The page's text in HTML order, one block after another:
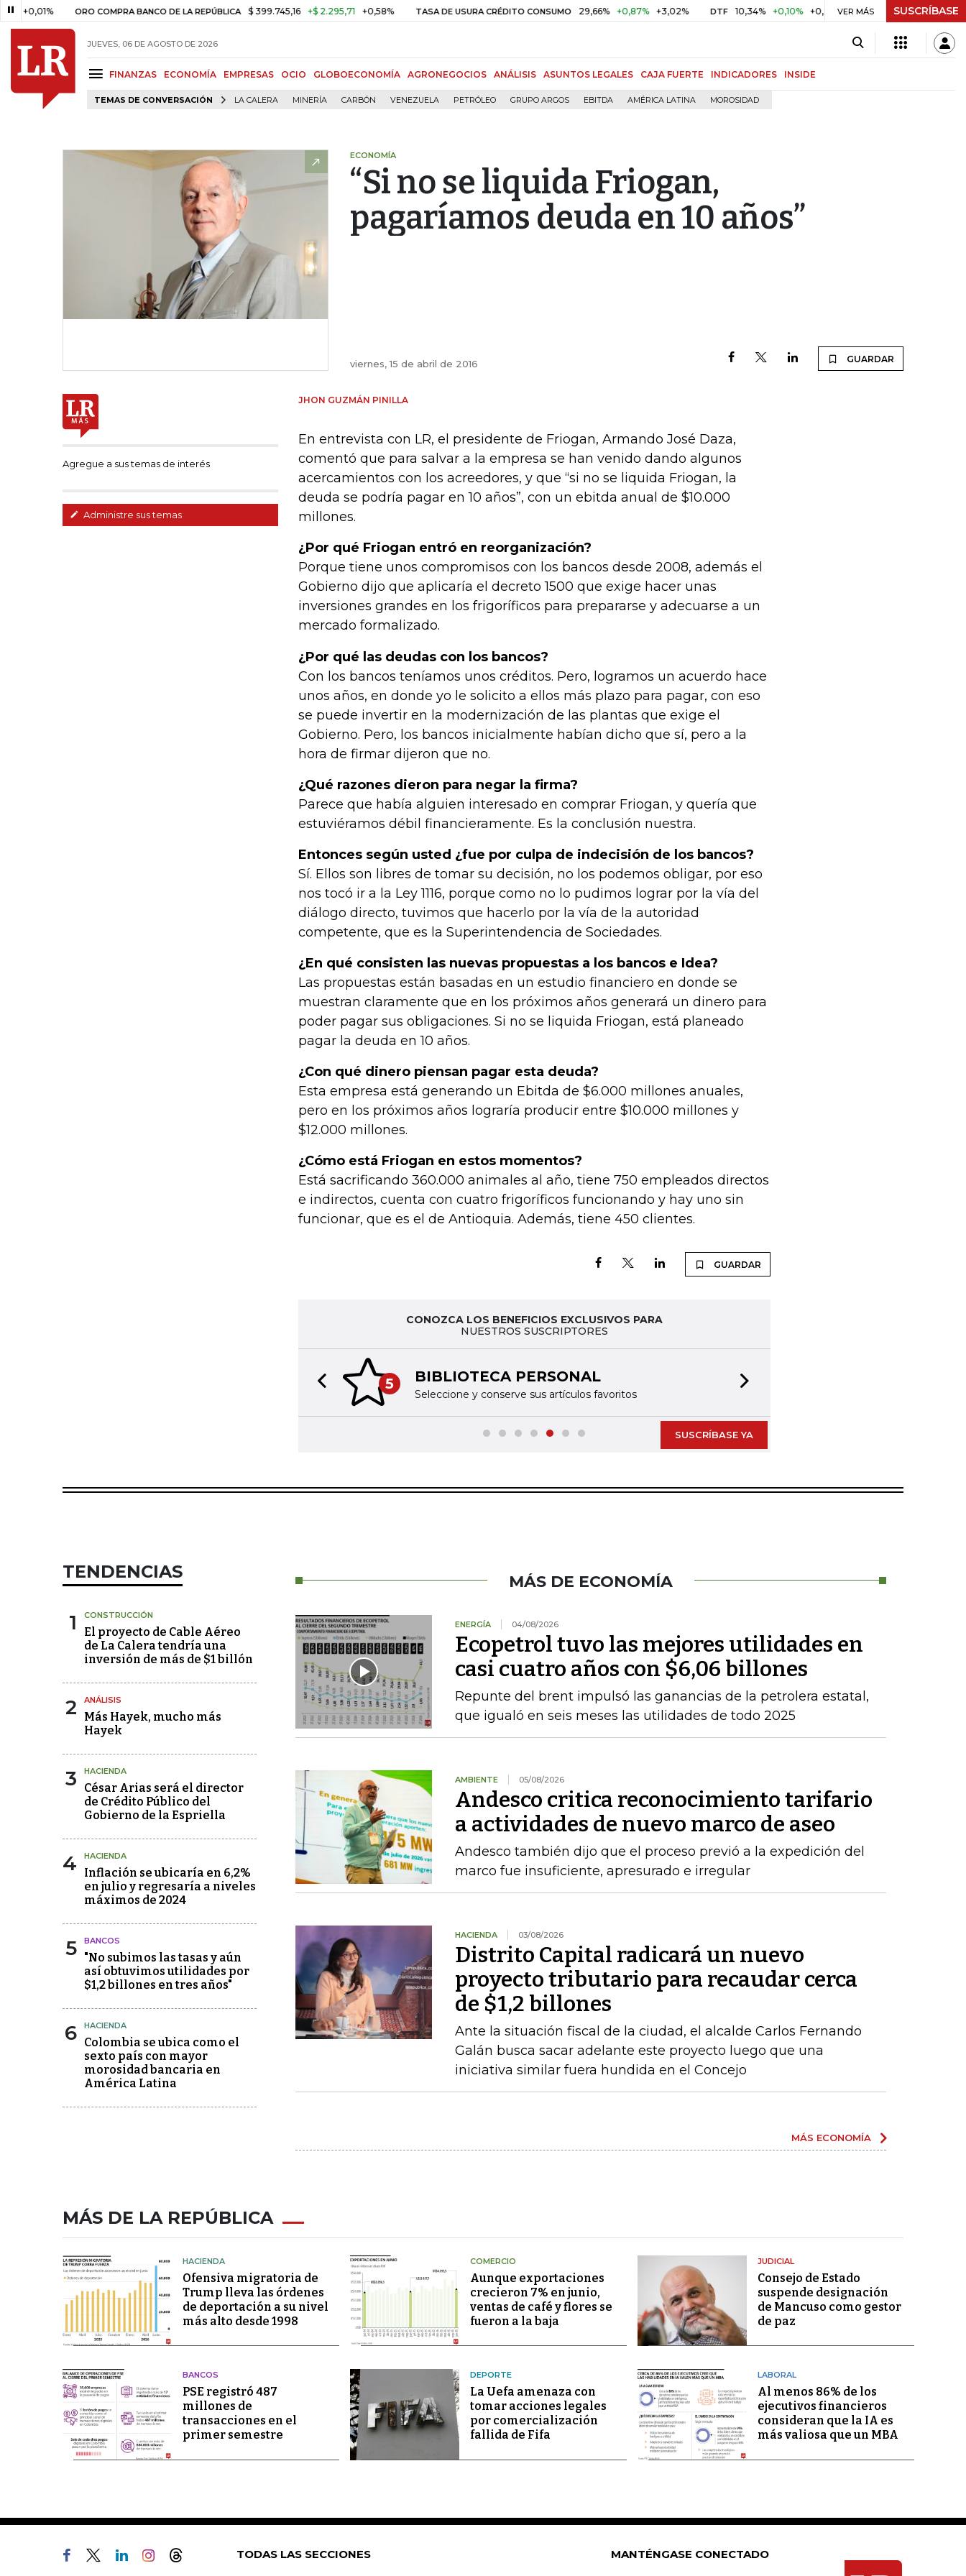
ORO COMPRA BANCO DE LA REPÚBLICA $ 399.745,16 +$ 2.295,71 +0,58% TASA DE USURA CRÉDITO CONSUMO 29,66% +0,87% +3,02% DTF 10,34% +0,10% +0,98% UVR $ 416,86 +$ 0,05 +0,01%
VER MÁS SUSCRÍBASE
JUEVES, 06 DE AGOSTO DE 2026
FINANZAS ECONOMÍA EMPRESAS OCIO GLOBOECONOMÍA AGRONEGOCIOS ANÁLISIS ASUNTOS LEGALES CAJA FUERTE INDICADORES INSIDE
TEMAS DE CONVERSACIÓN LA CALERA MINERÍA CARBÓN VENEZUELA PETRÓLEO GRUPO ARGOS EBITDA AMÉRICA LATINA MOROSIDAD
ECONOMÍA
“Si no se liquida Friogan,
pagaríamos deuda en 10 años”
viernes, 15 de abril de 2016 GUARDAR
Agregue a sus temas de interés
Administre sus temas
JHON GUZMÁN PINILLA
En entrevista con LR, el presidente de Friogan, Armando José Daza,
comentó que para salvar a la empresa se han venido dando algunos
acercamientos con los acreedores, y que “si no se liquida Friogan, la
deuda se podría pagar en 10 años”, con un ebitda anual de $10.000
millones.
¿Por qué Friogan entró en reorganización?
Porque tiene unos compromisos con los bancos desde 2008, además el
Gobierno dijo que aplicaría el decreto 1500 que exige hacer unas
inversiones grandes en los frigoríficos para prepararse y adecuarse a un
mercado formalizado.
¿Por qué las deudas con los bancos?
Con los bancos teníamos unos créditos. Pero, logramos un acuerdo hace
unos años, en donde yo le solicito a ellos más plazo para pagar, con eso
se puede invertir en la modernización de las plantas que exige el
Gobierno. Pero, los bancos inicialmente habían dicho que sí, pero a la
hora de firmar dijeron que no.
¿Qué razones dieron para negar la firma?
Parece que había alguien interesado en comprar Friogan, y quería que
estuviéramos débil financieramente. Es la conclusión nuestra.
Entonces según usted ¿fue por culpa de indecisión de los bancos?
Sí. Ellos son libres de tomar su decisión, no los podemos obligar, por eso
nos tocó ir a la Ley 1116, porque como no lo pudimos lograr por la vía del
diálogo directo, tuvimos que hacerlo por la vía de la autoridad
competente, que es la Superintendencia de Sociedades.
¿En qué consisten las nuevas propuestas a los bancos e Idea?
Las propuestas están basadas en un estudio financiero en donde se
muestran claramente que en los próximos años generará un dinero para
poder pagar sus obligaciones. Si no se liquida Friogan, está planeado
pagar la deuda en 10 años.
¿Con qué dinero piensan pagar esta deuda?
Esta empresa está generando un Ebitda de $6.000 millones anuales,
pero en los próximos años lograría producir entre $10.000 millones y
$12.000 millones.
¿Cómo está Friogan en estos momentos?
Está sacrificando 360.000 animales al año, tiene 750 empleados directos
e indirectos, cuenta con cuatro frigoríficos funcionando y hay uno sin
funcionar, que es el de Antioquia. Además, tiene 450 clientes.
GUARDAR
CONOZCA LOS BENEFICIOS EXCLUSIVOS PARA
NUESTROS SUSCRIPTORES
5 BIBLIOTECA PERSONAL
Seleccione y conserve sus artículos favoritos
Previous slide
SUSCRÍBASE YA
TENDENCIAS
1 CONSTRUCCIÓN
El proyecto de Cable Aéreo
de La Calera tendría una
inversión de más de $1 billón
2 ANÁLISIS
Más Hayek, mucho más
Hayek
3 HACIENDA
César Arias será el director
de Crédito Público del
Gobierno de la Espriella
4 HACIENDA
Inflación se ubicaría en 6,2%
en julio y regresaría a niveles
máximos de 2024
5 BANCOS
"No subimos las tasas y aún
así obtuvimos utilidades por
$1,2 billones en tres años"
6 HACIENDA
Colombia se ubica como el
sexto país con mayor
morosidad bancaria en
América Latina
MÁS DE ECONOMÍA
ENERGÍA 04/08/2026
Ecopetrol tuvo las mejores utilidades en
casi cuatro años con $6,06 billones
Repunte del brent impulsó las ganancias de la petrolera estatal,
que igualó en seis meses las utilidades de todo 2025
AMBIENTE 05/08/2026
Andesco critica reconocimiento tarifario
a actividades de nuevo marco de aseo
Andesco también dijo que el proceso previó a la expedición del
marco fue insuficiente, apresurado e irregular
HACIENDA 03/08/2026
Distrito Capital radicará un nuevo
proyecto tributario para recaudar cerca
de $1,2 billones
Ante la situación fiscal de la ciudad, el alcalde Carlos Fernando
Galán busca sacar adelante este proyecto luego que una
iniciativa similar fuera hundida en el Concejo
MÁS ECONOMÍA
MÁS DE LA REPÚBLICA
HACIENDA
Ofensiva migratoria de
Trump lleva las órdenes
de deportación a su nivel
más alto desde 1998
COMERCIO
Aunque exportaciones
crecieron 7% en junio,
ventas de café y flores se
fueron a la baja
JUDICIAL
Consejo de Estado
suspende designación
de Mancuso como gestor
de paz
BANCOS
PSE registró 487
millones de
transacciones en el
primer semestre
DEPORTE
La Uefa amenaza con
tomar acciones legales
por comercialización
fallida de Fifa
LABORAL
Al menos 86% de los
ejecutivos financieros
consideran que la IA es
más valiosa que un MBA
TODAS LAS SECCIONES MANTÉNGASE CONECTADO